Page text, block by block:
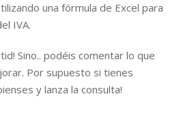
una fórmula de Excel para
IVA.
Sino.. podéis comentar lo que
Por supuesto si tienes
y lanza la consulta!